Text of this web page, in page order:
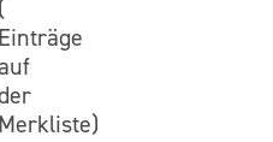
(
Einträge
auf
Merkliste)